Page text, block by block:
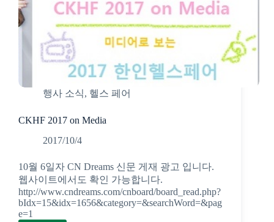
행사 소식, 헬스 페어
CKHF 2017 on Media
2017/10/4
10월 6일자 CN Dreams 신문 게재 광고 입니다.
웹사이트에서도 확인 가능합니다.
http://www.cndreams.com/cnboard/board_read.php?
bIdx=15&idx=1656&category=&searchWord=&pag
e=1